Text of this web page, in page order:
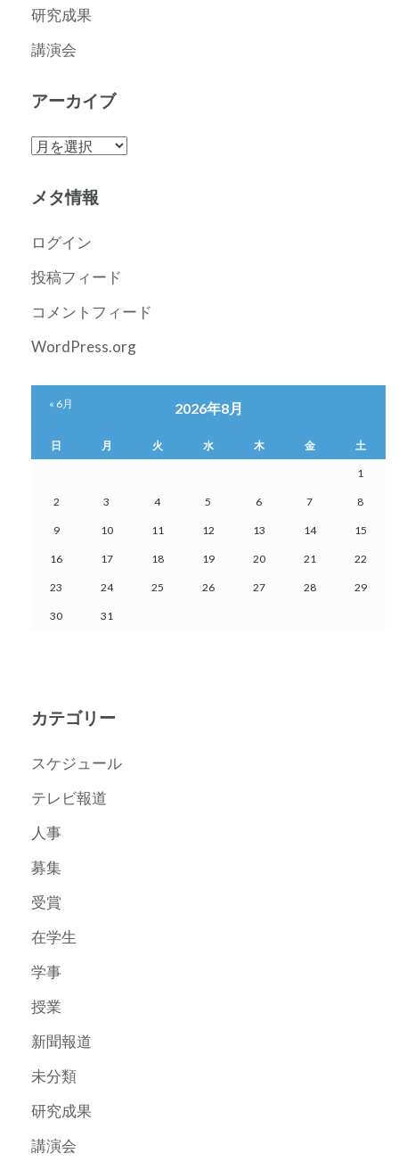
研究成果
講演会
アーカイブ
ア
カ
ブ
メタ情報
ログイン
投稿フィード
コメントフィード
WordPress.org
2026年8月
日 月 火 水 木 金 土
1
2 3 4 5 6 7 8
9 10 11 12 13 14 15
16 17 18 19 20 21 22
23 24 25 26 27 28 29
30 31
« 6月
カテゴリー
スケジュール
テレビ報道
人事
募集
受賞
在学生
学事
授業
新聞報道
未分類
研究成果
講演会